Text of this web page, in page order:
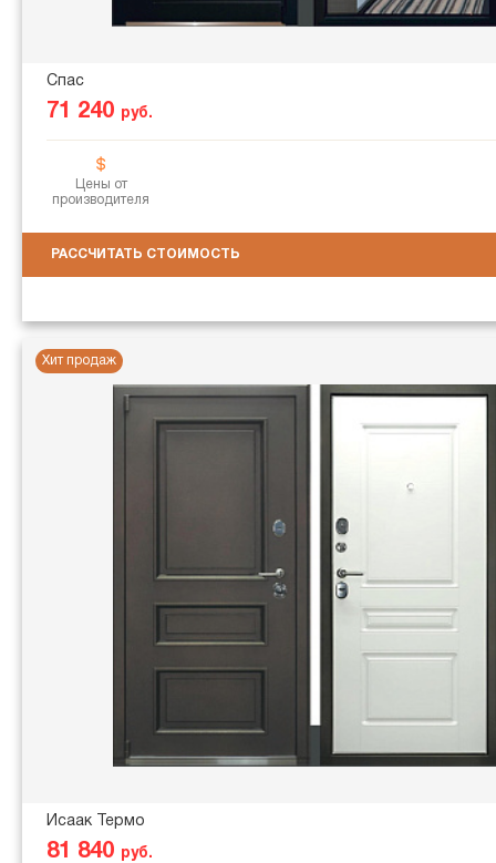
Спас
71 240 руб.
Цены от
производителя
РАССЧИТАТЬ СТОИМОСТЬ
Хит продаж
Исаак Термо
81 840 руб.